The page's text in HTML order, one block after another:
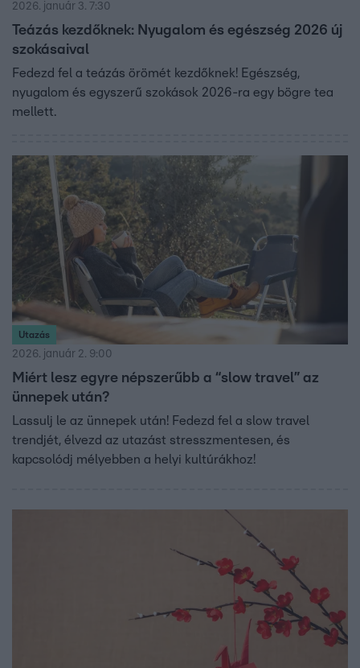
2026. január 3. 7:30
Teázás kezdőknek: Nyugalom és egészség 2026 új
szokásaival
Fedezd fel a teázás örömét kezdőknek! Egészség,
nyugalom és egyszerű szokások 2026-ra egy bögre tea
mellett.
Utazás
2026. január 2. 9:00
Miért lesz egyre népszerűbb a “slow travel” az
ünnepek után?
Lassulj le az ünnepek után! Fedezd fel a slow travel
trendjét, élvezd az utazást stresszmentesen, és
kapcsolódj mélyebben a helyi kultúrákhoz!